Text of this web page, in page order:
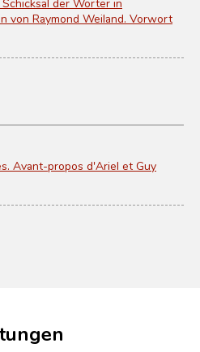
von Raymond Weiland. Vorwort
Avant-propos d'Ariel et Guy